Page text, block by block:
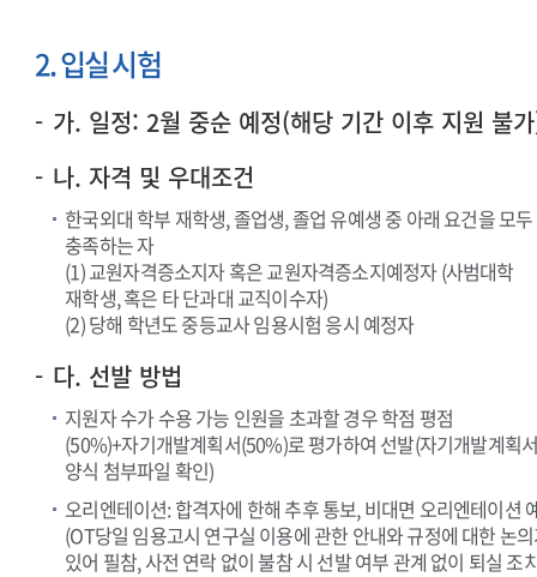
2. 입실 시험
가. 일정: 2월 중순 예정(해당 기간 이후 지원 불
나. 자격 및 우대조건
한국외대 학부 재학생, 졸업생, 졸업 유예생 중 아래 요건을 모두
충족하는 자
(1) 교원자격증소지자 혹은 교원자격증소지예정자 (사범대학
재학생, 혹은 타 단과대 교직이수자)
(2) 당해 학년도 중등교사 임용시험 응시 예정자
다. 선발 방법
지원자 수가 수용 가능 인원을 초과할 경우 학점 평점
(50%)+자기개발계획서(50%)로 평가하여 선발(자기개발계획
양식 첨부파일 확인)
오리엔테이션: 합격자에 한해 추후 통보, 비대면 오리엔테이션
(OT당일 임용고시 연구실 이용에 관한 안내와 규정에 대한 논
있어 필참, 사전 연락 없이 불참 시 선발 여부 관계 없이 퇴실 조